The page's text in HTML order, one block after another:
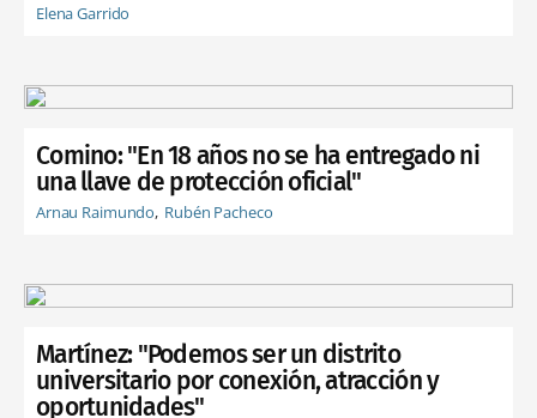
Elena Garrido
Comino: "En 18 años no se ha entregado ni
una llave de protección oficial"
Arnau Raimundo Rubén Pacheco
Martínez: "Podemos ser un distrito
universitario por conexión, atracción y
oportunidades"